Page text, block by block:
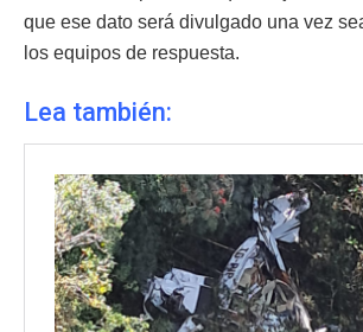
que ese dato será divulgado una vez
los equipos de respuesta.
Lea también: